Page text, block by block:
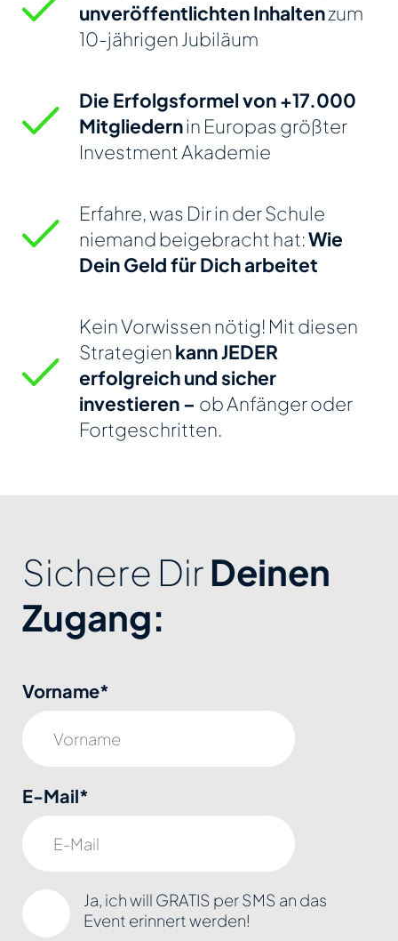
unveröffentlichtenInhaltenzum
10-jährigen Jubiläum
Die Erfolgsformel von +17.000
Mitgliedernin Europas größter
Investment Akademie
Erfahre, was Dir in der Schule
niemand beigebrachthat:Wie
Dein Geld für Dich arbeitet
Kein Vorwissen nötig! Mit diesen
StrategienkannJEDER
erfolgreich und sicher
investieren – ob Anfänger oder
Fortgeschritten.
Sichere DirDeinen
Zugang:
Vorname*
E-Mail*
Ja, ich will GRATIS per SMS an das
Event erinnert werden!